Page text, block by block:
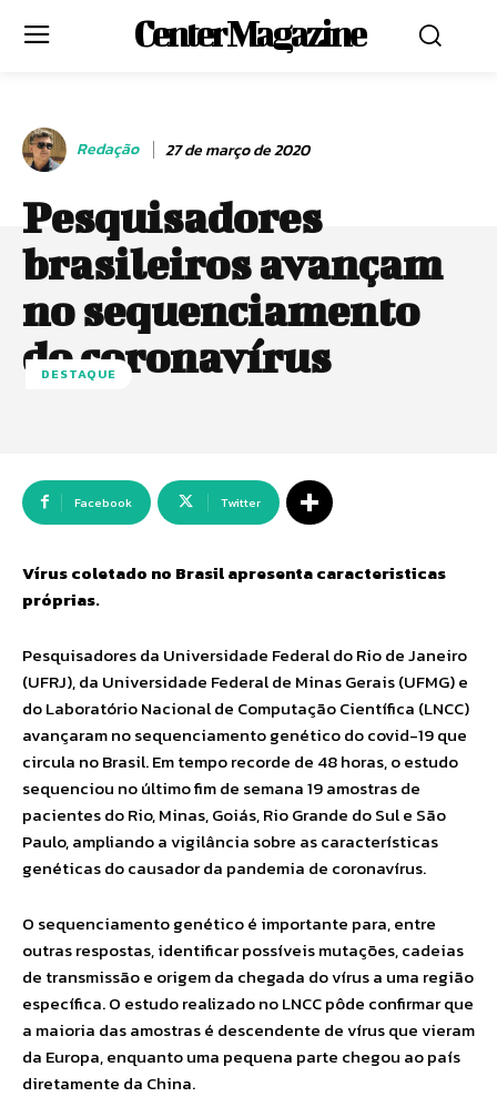
Center Magazine
Redação 27 de março de 2020
Pesquisadores
brasileiros avançam
no sequenciamento
do coronavírus
DESTAQUE
Facebook Twitter
Vírus coletado no Brasil apresenta caracteristicas
próprias.
Pesquisadores da Universidade Federal do Rio de Janeiro
(UFRJ), da Universidade Federal de Minas Gerais (UFMG) e
do Laboratório Nacional de Computação Científica (LNCC)
avançaram no sequenciamento genético do covid-19 que
circula no Brasil. Em tempo recorde de 48 horas, o estudo
sequenciou no último fim de semana 19 amostras de
pacientes do Rio, Minas, Goiás, Rio Grande do Sul e São
Paulo, ampliando a vigilância sobre as características
genéticas do causador da pandemia de coronavírus.
O sequenciamento genético é importante para, entre
outras respostas, identificar possíveis mutações, cadeias
de transmissão e origem da chegada do vírus a uma região
específica. O estudo realizado no LNCC pôde confirmar que
a maioria das amostras é descendente de vírus que vieram
da Europa, enquanto uma pequena parte chegou ao país
diretamente da China.